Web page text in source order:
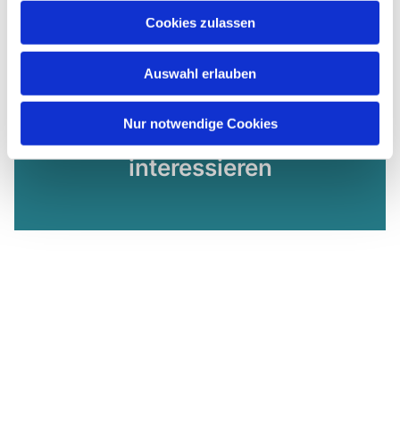
Cookies zulassen
Auswahl erlauben
Nur notwendige Cookies
Dies könnte Sie auch
interessieren